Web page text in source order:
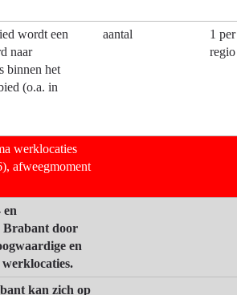
wordt een
naar
binnen het
(o.a. in
aantal
1
regio
werklocaties
afweegmoment
en
Brabant door
en
werklocaties.
kan zich op